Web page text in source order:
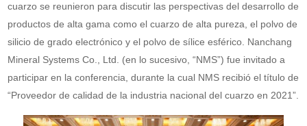
cuarzo se reunieron para discutir las perspectivas del desarrollo de
productos de alta gama como el cuarzo de alta pureza, el polvo de
silicio de grado electrónico y el polvo de sílice esférico. Nanchang
Mineral Systems Co., Ltd. (en lo sucesivo, “NMS”) fue invitado a
participar en la conferencia, durante la cual NMS recibió el título de
“Proveedor de calidad de la industria nacional del cuarzo en 2021”.